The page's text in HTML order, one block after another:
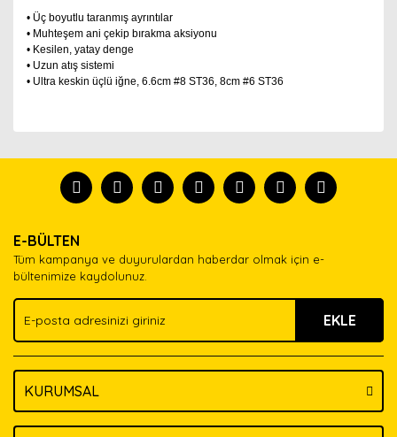
• Üç boyutlu taranmış ayrıntılar
• Muhteşem ani çekip bırakma aksiyonu
• Kesilen, yatay denge
• Uzun atış sistemi
• Ultra keskin üçlü iğne, 6.6cm #8 ST36, 8cm #6 ST36
tanısın.
formunu kullanarak tarafımıza iletebilirsiniz.
Görüş ve önerileriniz için teşekkür ederiz.
Ürün açıklamasında eksik bilgiler bulunuyor.
Ürün bilgilerinde hatalar bulunuyor.
Ürün fiyatı diğer sitelerden daha pahalı.
Bu ürüne benzer farklı alternatifler olmalı.
E-BÜLTEN
Tüm kampanya ve duyurulardan haberdar olmak için e-
bültenimize kaydolunuz.
EKLE
KURUMSAL